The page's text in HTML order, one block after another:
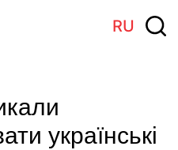
RU
українські